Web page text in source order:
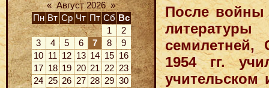
« Август 2026 »
Пн Вт Ср Чт Пт Сб Вс
1
2
3
4 5 6 7 8
9
10 11 12 13 14 15 16
17 18 19 20 21 22 23
24 25 26 27 28 29 30
После войны
литературы
1954 гг.
учительском